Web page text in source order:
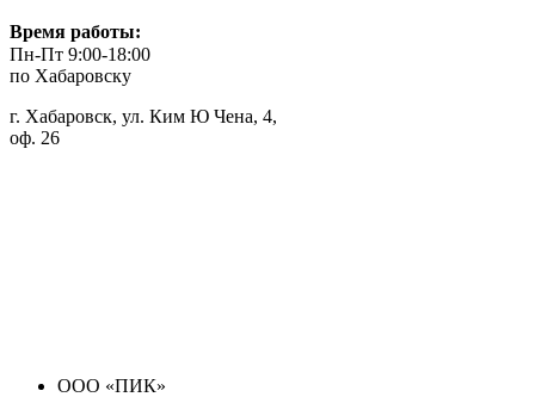
Время работы:
Пн-Пт 9:00-18:00
по Хабаровску
г. Хабаровск, ул. Ким Ю Чена, 4,
оф. 26
ООО «ПИК»